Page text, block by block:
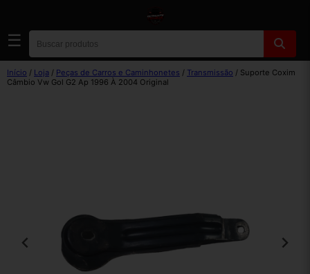
☰
Início / Loja / Peças de Carros e Caminhonetes / Transmissão / Suporte Coxim
Câmbio Vw Gol G2 Ap 1996 À 2004 Original